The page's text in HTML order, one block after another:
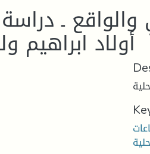
ـ
أولاد ابراهيم